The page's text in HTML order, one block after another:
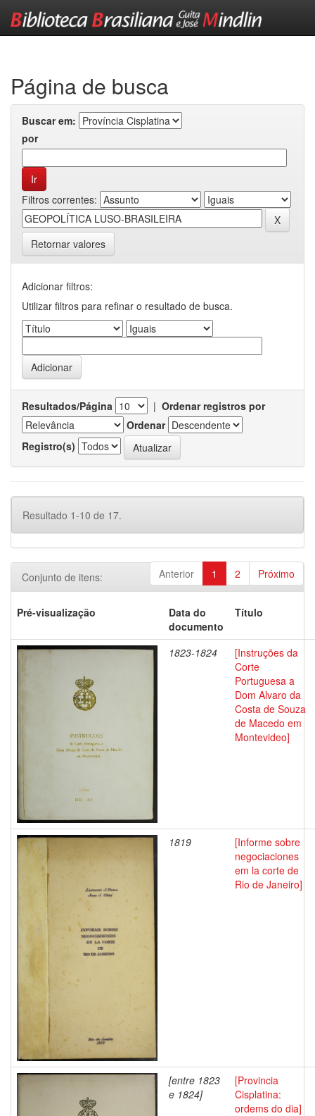
Página de busca
Buscar em:
por
Filtros correntes:
Retornar valores
Adicionar filtros:
Utilizar filtros para refinar o resultado de busca.
Resultados/Página | Ordenar registros por
Ordenar
Registro(s)
Resultado 1-10 de 17.
Anterior 1 2 Próximo
Conjunto de itens:
Pré-visualização
Data do
documento
Título
1823-1824
[Instruções da
Corte
Portuguesa a
Dom Alvaro da
Costa de Souza
de Macedo em
Montevideo]
1819
[Informe sobre
negociaciones
em la corte de
Rio de Janeiro]
[entre 1823
e 1824]
[Provincia
Cisplatina:
ordems do dia]